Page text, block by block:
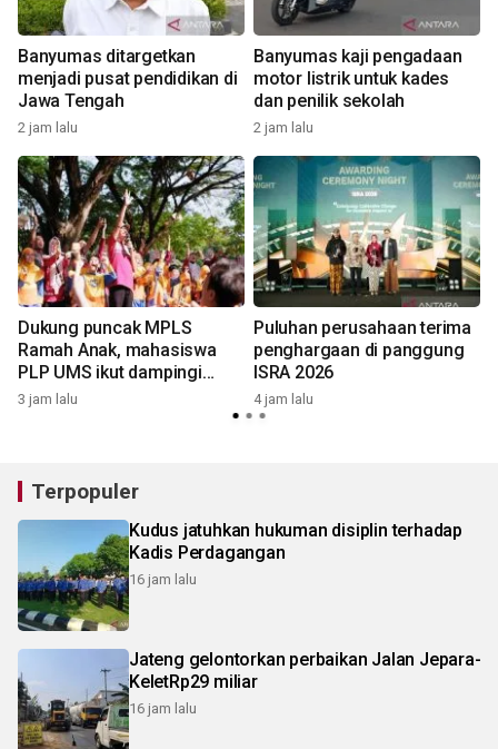
Banyumas ditargetkan
menjadi pusat pendidikan di
Jawa Tengah
2 jam lalu
Banyumas kaji pengadaan
motor listrik untuk kades
dan penilik sekolah
2 jam lalu
Dukung puncak MPLS
Ramah Anak, mahasiswa
PLP UMS ikut dampingi
keceriaan siswa di Taman
3 jam lalu
Puluhan perusahaan terima
penghargaan di panggung
ISRA 2026
4 jam lalu
Terpopuler
Kudus jatuhkan hukuman disiplin terhadap
Kadis Perdagangan
16 jam lalu
Jateng gelontorkan perbaikan Jalan Jepara-
KeletRp29 miliar
16 jam lalu